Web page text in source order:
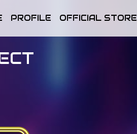
PROFILE OFFICIAL STORE